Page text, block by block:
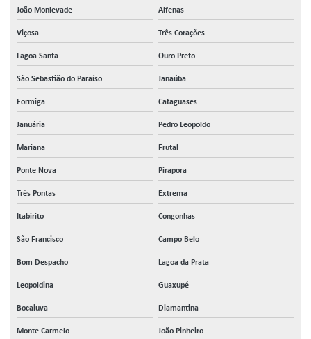
João Monlevade Alfenas
Viçosa Três Corações
Lagoa Santa Ouro Preto
São Sebastião do Paraíso Janaúba
Formiga Cataguases
Januária Pedro Leopoldo
Mariana Frutal
Ponte Nova Pirapora
Três Pontas Extrema
Itabirito Congonhas
São Francisco Campo Belo
Bom Despacho Lagoa da Prata
Leopoldina Guaxupé
Bocaiuva Diamantina
Monte Carmelo João Pinheiro